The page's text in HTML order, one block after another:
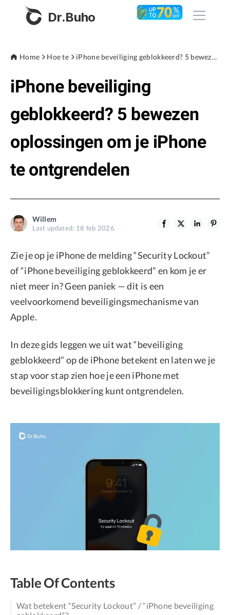
Dr.Buho
Products
BuhoCleaner
BuhoRepair
BuhoNTFS
BuhoBarX
BuhoLaunchpad
Store
Blog
Support
Terms
Refund
Home Hoe te iPhone beveiliging geblokkeerd? 5 bewezen oplossingen om je iPhone te ontgrendelen
iPhone beveiliging
geblokkeerd? 5 bewezen
oplossingen om je iPhone
te ontgrendelen
Willem
Last updated: 18 feb 2026
Zie je op je iPhone de melding “Security Lockout”
of “iPhone beveiliging geblokkeerd” en kom je er
niet meer in? Geen paniek — dit is een
veelvoorkomend beveiligingsmechanisme van
Apple.
In deze gids leggen we uit wat “beveiliging
geblokkeerd” op de iPhone betekent en laten we je
stap voor stap zien hoe je een iPhone met
beveiligingsblokkering kunt ontgrendelen.
Table Of Contents
Wat betekent “Security Lockout” / “iPhone beveiliging